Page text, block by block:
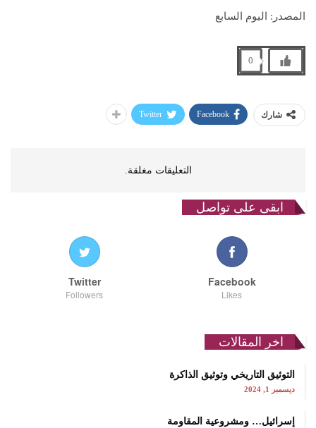
المصدر: اليوم السابع
0
شارك Facebook
Twitter
التعليقات مغلقة.
ابقى على تواصل
Facebook
Likes
Twitter
Followers
اخر المقالات
التوثيق التاريخي وتوثيق الذاكرة
ديسمبر 1, 2024
إسرائيل… ومشروعية المقاومة